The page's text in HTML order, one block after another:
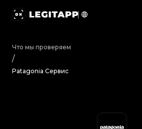
Что мы проверяем
/
Patagonia Сервис